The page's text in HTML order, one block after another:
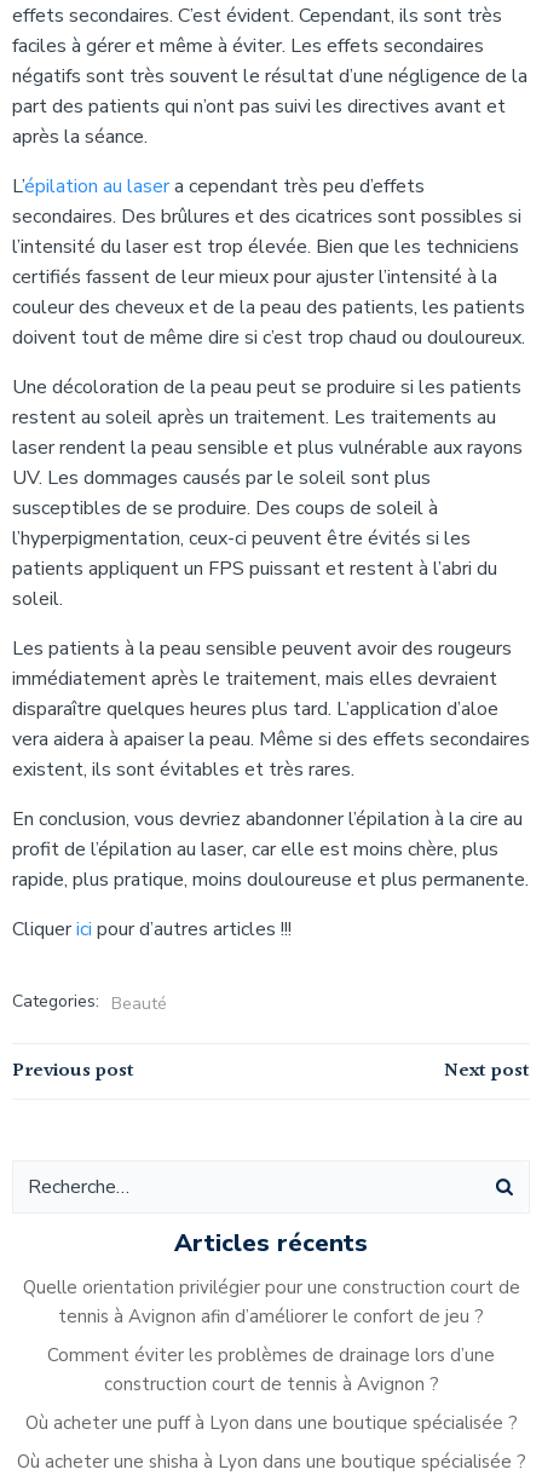
effets secondaires. C’est évident. Cependant, ils sont très
faciles à gérer et même à éviter. Les effets secondaires
négatifs sont très souvent le résultat d’une négligence de la
part des patients qui n’ont pas suivi les directives avant et
après la séance.
L’épilation au lasera cependant très peu d’effets
secondaires. Des brûlures et des cicatrices sont possibles si
l’intensité du laser est trop élevée. Bien que les techniciens
certifiés fassent de leur mieux pour ajuster l’intensité à la
couleur des cheveux et de la peau des patients, les patients
doivent tout de même dire si c’est trop chaud ou douloureux.
Une décoloration de la peau peut se produire si les patients
restent au soleil après un traitement. Les traitements au
laser rendent la peau sensible et plus vulnérable aux rayons
UV. Les dommages causés par le soleil sont plus
susceptibles de se produire. Des coups de soleil à
l’hyperpigmentation, ceux-ci peuvent être évités si les
patients appliquent un FPS puissant et restent à l’abri du
soleil.
Les patients à la peau sensible peuvent avoir des rougeurs
immédiatement après le traitement, mais elles devraient
disparaître quelques heures plus tard. L’application d’aloe
vera aidera à apaiser la peau. Même si des effets secondaires
existent, ils sont évitables et très rares.
En conclusion, vous devriez abandonner l’épilation à la cire au
profit de l’épilation au laser, car elle est moins chère, plus
rapide, plus pratique, moins douloureuse et plus permanente.
Cliquerici pour d’autres articles !!!
Categories: Beauté
Navigation
l’article
Previous post Navigation
Next post
Articles récents
Quelle orientation privilégier pour une construction court de
tennis à Avignon afin d’améliorer le confort de jeu ?
Comment éviter les problèmes de drainage lors d’une
construction court de tennis à Avignon ?
Où acheter une puff à Lyon dans une boutique spécialisée ?
Où acheter une shisha à Lyon dans une boutique spécialisée ?